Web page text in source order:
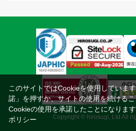
Copyright © hirosugi, Ltd All
このサイトではCookieを使用していま
諾」を押すか、サイトの使用を続ける
Cookieの使用を承諾したことになります
ポリシー